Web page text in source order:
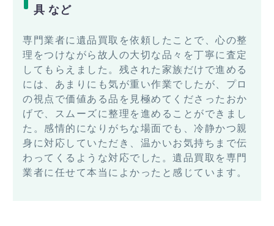
具 など
専門業者に遺品買取を依頼したことで、心の整
理をつけながら故人の大切な品々を丁寧に査定
してもらえました。残された家族だけで進める
には、あまりにも気が重い作業でしたが、プロ
の視点で価値ある品を見極めてくださったおか
げで、スムーズに整理を進めることができまし
た。感情的になりがちな場面でも、冷静かつ親
身に対応していただき、温かいお気持ちまで伝
わってくるような対応でした。遺品買取を専門
業者に任せて本当によかったと感じています。